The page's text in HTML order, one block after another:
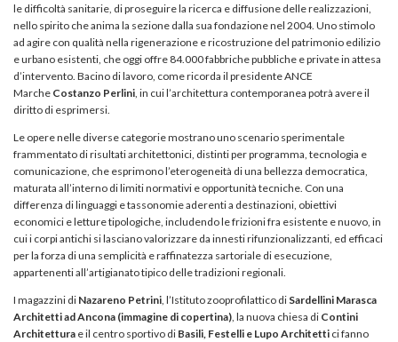
le difficoltà sanitarie, di proseguire la ricerca e diffusione delle realizzazioni,
nello spirito che anima la sezione dalla sua fondazione nel 2004. Uno stimolo
ad agire con qualità nella rigenerazione e ricostruzione del patrimonio edilizio
e urbano esistenti, che oggi offre 84.000 fabbriche pubbliche e private in attesa
d’intervento. Bacino di lavoro, come ricorda il presidente ANCE
Marche Costanzo Perlini, in cui l’architettura contemporanea potrà avere il
diritto di esprimersi.
Le opere nelle diverse categorie mostrano uno scenario sperimentale
frammentato di risultati architettonici, distinti per programma, tecnologia e
comunicazione, che esprimono l’eterogeneità di una bellezza democratica,
maturata all’interno di limiti normativi e opportunità tecniche. Con una
differenza di linguaggi e tassonomie aderenti a destinazioni, obiettivi
economici e letture tipologiche, includendo le frizioni fra esistente e nuovo, in
cui i corpi antichi si lasciano valorizzare da innesti rifunzionalizzanti, ed efficaci
per la forza di una semplicità e raffinatezza sartoriale di esecuzione,
appartenenti all’artigianato tipico delle tradizioni regionali.
I magazzini di Nazareno Petrini, l’Istituto zooprofilattico di Sardellini Marasca
Architetti ad Ancona (immagine di copertina), la nuova chiesa di Contini
Architettura e il centro sportivo di Basili, Festelli e Lupo Architetti ci fanno